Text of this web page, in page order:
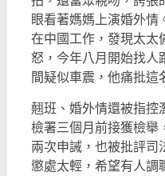
眼看著媽媽上演婚外情
在中國工作，發現太太
怒，今年八月開始找人
間疑似車震，他痛批這
翹班、婚外情還被指控
檢署三個月前接獲檢舉
兩次申誡，也被批評司
懲處太輕，希望有人調